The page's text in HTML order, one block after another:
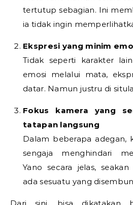
tertutup sebagian. Ini
ia tidak ingin
Ekspresi yang minim
Tidak seperti karakter
emosi melalui mata,
datar. Namun justru di
Fokus kamera yang
tatapan langsung
Dalam beberapa adegan,
sengaja menghindari
Yano secara jelas,
ada sesuatu yang